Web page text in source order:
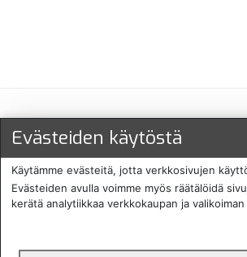
Maksu- ja
Evästeiden käytöstä
Käytämme evästeitä, jotta verkkosivujen
Evästeiden avulla voimme myös räätälöidä
kerätä analytiikkaa verkkokaupan ja